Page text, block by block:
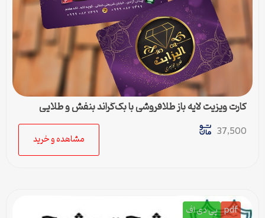
کارت ویزیت لایه باز طلافروشی با بک‌گراند بنفش و طلایی
37,500
مشاهده و خرید
pdf پی دی اف